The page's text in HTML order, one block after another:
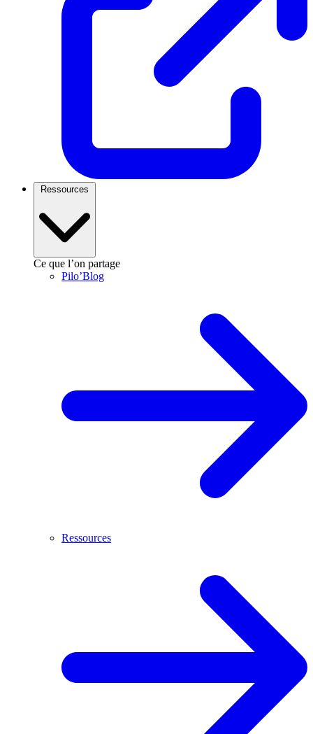
Ressources
Ce que l’on partage
Pilo’Blog
Ressources